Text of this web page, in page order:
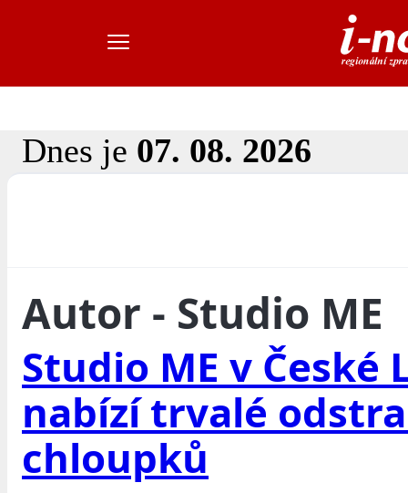
Dnes je 07. 08. 2026
Autor - Studio ME
Studio ME v České
nabízí trvalé
chloupků